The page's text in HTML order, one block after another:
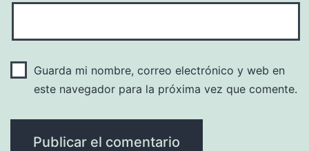
Guarda mi nombre, correo electrónico y web en
este navegador para la próxima vez que comente.